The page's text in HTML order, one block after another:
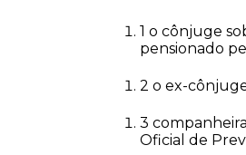
1 o cônjuge
pensionado
2 o ex-
3
Oficial de